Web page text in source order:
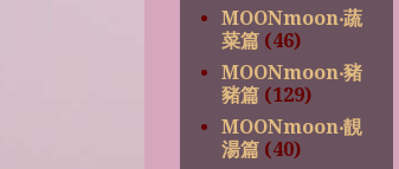
MOONmoon‧蔬
菜篇 (46)
MOONmoon‧豬
豬篇 (129)
MOONmoon‧靚
湯篇 (40)